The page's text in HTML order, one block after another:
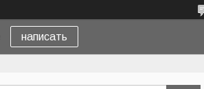
написать